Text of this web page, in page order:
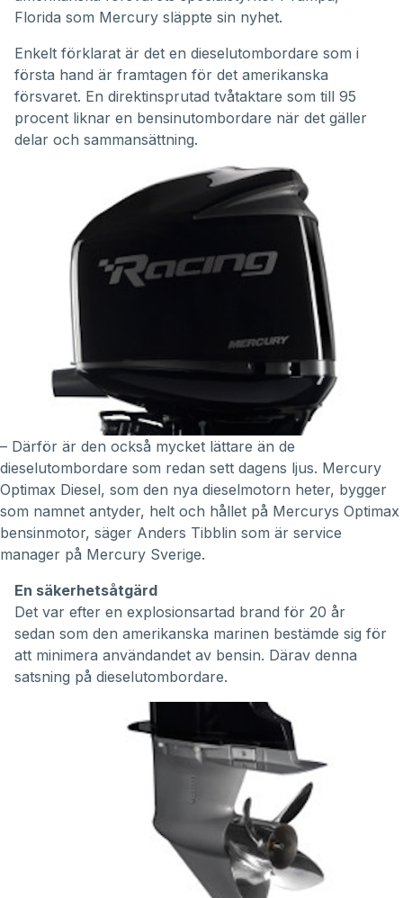
Florida som Mercury släppte sin nyhet.
Enkelt förklarat är det en dieselutombordare som i
första hand är framtagen för det amerikanska
försvaret. En direktinsprutad tvåtaktare som till 95
procent liknar en bensinutombordare när det gäller
delar och sammansättning.
– Därför är den också mycket lättare än de
dieselutombordare som redan sett dagens ljus. Mercury
Optimax Diesel, som den nya dieselmotorn heter, bygger
som namnet antyder, helt och hållet på Mercurys Optimax
bensinmotor, säger Anders Tibblin som är service
manager på Mercury Sverige.
En säkerhetsåtgärd
Det var efter en explosionsartad brand för 20 år
sedan som den amerikanska marinen bestämde sig för
att minimera användandet av bensin. Därav denna
satsning på dieselutombordare.